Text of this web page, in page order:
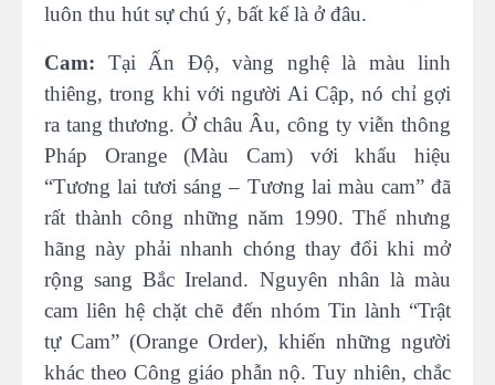
luôn thu hút sự chú ý, bất kể là ở đâu.
Cam: Tại Ấn Độ, vàng nghệ là màu linh
thiêng, trong khi với người Ai Cập, nó chỉ gợi
ra tang thương. Ở châu Âu, công ty viễn thông
Pháp Orange (Màu Cam) với khẩu hiệu
“Tương lai tươi sáng – Tương lai màu cam” đã
rất thành công những năm 1990. Thế nhưng
hãng này phải nhanh chóng thay đổi khi mở
rộng sang Bắc Ireland. Nguyên nhân là màu
cam liên hệ chặt chẽ đến nhóm Tin lành “Trật
tự Cam” (Orange Order), khiến những người
khác theo Công giáo phẫn nộ. Tuy nhiên, chắc